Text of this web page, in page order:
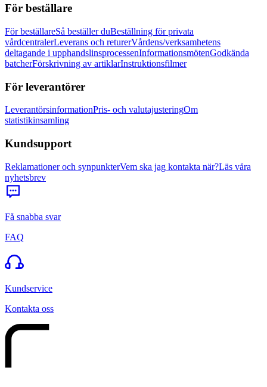
För beställare
För beställareSå beställer duBeställning för privata
vårdcentralerLeverans och returerVårdens/verksamhetens
deltagande i upphandslinsprocessenInformationsmötenGodkända
batcherFörskrivning av artiklarInstruktionsfilmer
För leverantörer
LeverantörsinformationPris- och valutajusteringOm
statistikinsamling
Kundsupport
Reklamationer och synpunkterVem ska jag kontakta när?Läs våra
nyhetsbrev
Få snabba svar
FAQ
Kundservice
Kontakta oss